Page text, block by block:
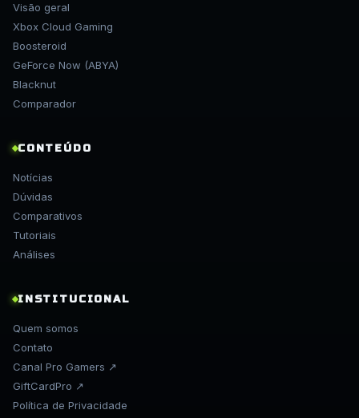
Visão geral
Xbox Cloud Gaming
Boosteroid
GeForce Now (ABYA)
Blacknut
Comparador
CONTEÚDO
Notícias
Dúvidas
Comparativos
Tutoriais
Análises
INSTITUCIONAL
Quem somos
Contato
Canal Pro Gamers ↗
GiftCardPro ↗
Política de Privacidade